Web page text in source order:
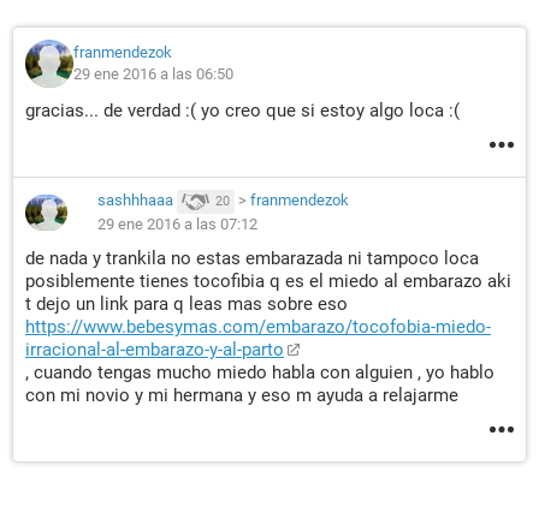
franmendezok
29 ene 2016 a las 06:50
gracias... de verdad :( yo creo que si estoy algo loca :(
sashhhaaa 20 > franmendezok
29 ene 2016 a las 07:12
de nada y trankila no estas embarazada ni tampoco loca
posiblemente tienes tocofibia q es el miedo al embarazo aki
t dejo un link para q leas mas sobre eso
https://www.bebesymas.com/embarazo/tocofobia-miedo-
irracional-al-embarazo-y-al-parto
, cuando tengas mucho miedo habla con alguien , yo hablo
con mi novio y mi hermana y eso m ayuda a relajarme